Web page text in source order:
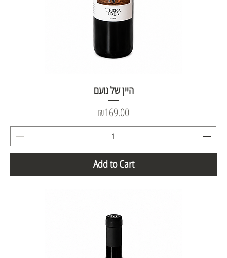
היין של נועם
Price
₪169.00
Add to Cart